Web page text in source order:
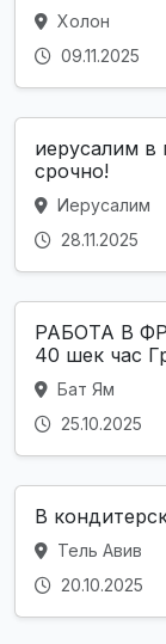
Холон
09.11.2025
иерусалим в
срочно!
Иерусалим
28.11.2025
РАБОТА В
40 шек час
Бат Ям
25.10.2025
В
Тель Авив
20.10.2025